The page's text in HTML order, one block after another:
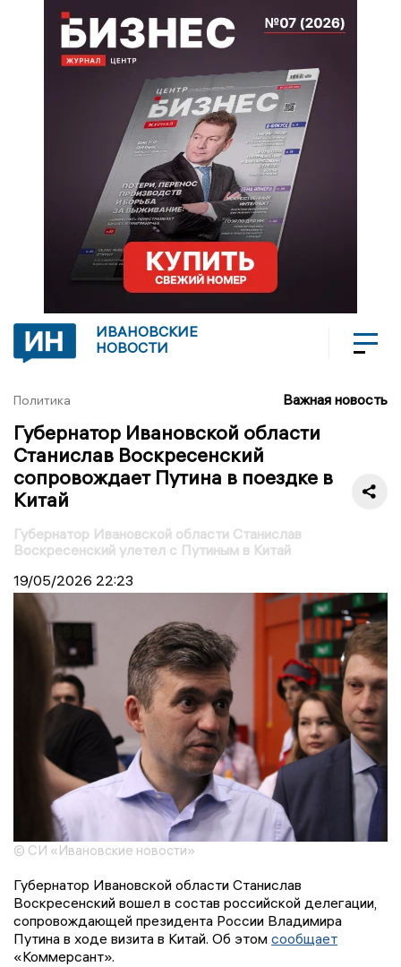
ИВАНОВСКИЕ
НОВОСТИ
Политика Важная новость
Губернатор Ивановской области
Станислав Воскресенский
сопровождает Путина в поездке в
Китай
Губернатор Ивановской области Станислав
Воскресенский улетел с Путиным в Китай
19/05/2026 22:23
© СИ «Ивановские новости»
Губернатор Ивановской области Станислав
Воскресенский вошел в состав российской делегации,
сопровождающей президента России Владимира
Путина в ходе визита в Китай. Об этом сообщает
«Коммерсант».